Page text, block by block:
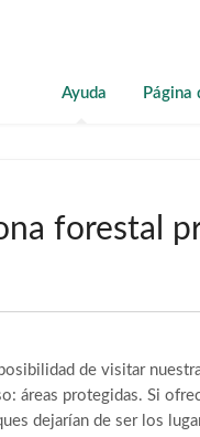
Ayuda Página
forestal
de visitar
áreas protegidas. Si
dejarían de ser los